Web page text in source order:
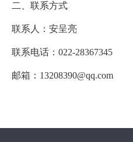
二、联系方式
联系人：安呈亮
联系电话：022-28367345
邮箱：13208390@qq.com